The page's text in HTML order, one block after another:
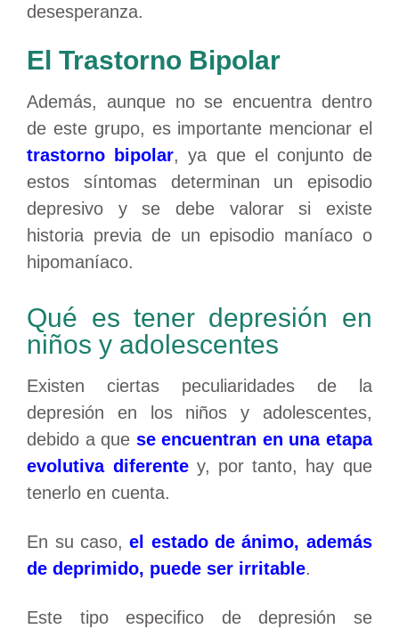
desesperanza.
El Trastorno Bipolar
Además, aunque no se encuentra dentro
de este grupo, es importante mencionar el
trastorno bipolar, ya que el conjunto de
estos síntomas determinan un episodio
depresivo y se debe valorar si existe
historia previa de un episodio maníaco o
hipomaníaco.
Qué es tener depresión en
niños y adolescentes
Existen ciertas peculiaridades de la
depresión en los niños y adolescentes,
debido a que se encuentran en una etapa
evolutiva diferentey, por tanto, hay que
tenerlo en cuenta.
En su caso,el estado de ánimo, además
de deprimido, puede ser irritable.
Este tipo especifico de depresión se